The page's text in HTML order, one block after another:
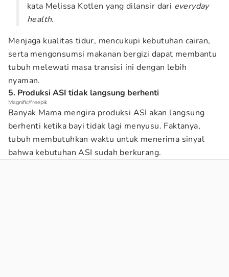
kata Melissa Kotlen yang dilansir dari everyday
health.
Menjaga kualitas tidur, mencukupi kebutuhan cairan,
serta mengonsumsi makanan bergizi dapat membantu
tubuh melewati masa transisi ini dengan lebih
nyaman.
5. Produksi ASI tidak langsung berhenti
Magnific/freepik
Banyak Mama mengira produksi ASI akan langsung
berhenti ketika bayi tidak lagi menyusu. Faktanya,
tubuh membutuhkan waktu untuk menerima sinyal
bahwa kebutuhan ASI sudah berkurang.